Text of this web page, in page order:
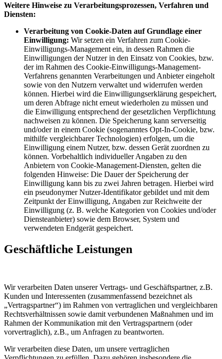
Weitere Hinweise zu Verarbeitungsprozessen, Verfahren und
Diensten:
Verarbeitung von Cookie-Daten auf Grundlage einer
Einwilligung: Wir setzen ein Verfahren zum Cookie-
Einwilligungs-Management ein, in dessen Rahmen die
Einwilligungen der Nutzer in den Einsatz von Cookies, bzw.
der im Rahmen des Cookie-Einwilligungs-Management-
Verfahrens genannten Verarbeitungen und Anbieter eingeholt
sowie von den Nutzern verwaltet und widerrufen werden
können. Hierbei wird die Einwilligungserklärung gespeichert,
um deren Abfrage nicht erneut wiederholen zu müssen und
die Einwilligung entsprechend der gesetzlichen Verpflichtung
nachweisen zu können. Die Speicherung kann serverseitig
und/oder in einem Cookie (sogenanntes Opt-In-Cookie, bzw.
mithilfe vergleichbarer Technologien) erfolgen, um die
Einwilligung einem Nutzer, bzw. dessen Gerät zuordnen zu
können. Vorbehaltlich individueller Angaben zu den
Anbietern von Cookie-Management-Diensten, gelten die
folgenden Hinweise: Die Dauer der Speicherung der
Einwilligung kann bis zu zwei Jahren betragen. Hierbei wird
ein pseudonymer Nutzer-Identifikator gebildet und mit dem
Zeitpunkt der Einwilligung, Angaben zur Reichweite der
Einwilligung (z. B. welche Kategorien von Cookies und/oder
Diensteanbieter) sowie dem Browser, System und
verwendeten Endgerät gespeichert.
Geschäftliche Leistungen
Wir verarbeiten Daten unserer Vertrags- und Geschäftspartner, z.B.
Kunden und Interessenten (zusammenfassend bezeichnet als
„Vertragspartner“) im Rahmen von vertraglichen und vergleichbaren
Rechtsverhältnissen sowie damit verbundenen Maßnahmen und im
Rahmen der Kommunikation mit den Vertragspartnern (oder
vorvertraglich), z.B., um Anfragen zu beantworten.
Wir verarbeiten diese Daten, um unsere vertraglichen